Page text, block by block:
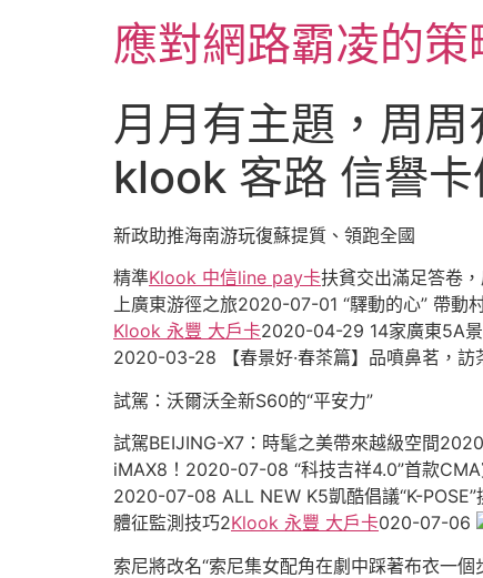
應對網路霸凌的策
月月有主題，周
klook 客路 信譽
新政助推海南游玩復蘇提質、領跑全國
精準Klook 中信line pay卡扶貧交出滿足答卷
上廣東游徑之旅2020-07-01 “驛動的心” 帶動
Klook 永豐 大戶卡2020-04-29 14家廣東5A
2020-03-28 【春景好·春茶篇】品噴鼻茗，
試駕：沃爾沃全新S60的“平安力”
試駕BEIJING-X7：時髦之美帶來越級空間
iMAX8！2020-07-08 “科技吉祥4.0”首款
2020-07-08 ALL NEW K5凱酷倡議“K-
體征監測技巧2Klook 永豐 大戶卡020-07-06
索尼將改名“索尼集女配角在劇中踩著布衣一